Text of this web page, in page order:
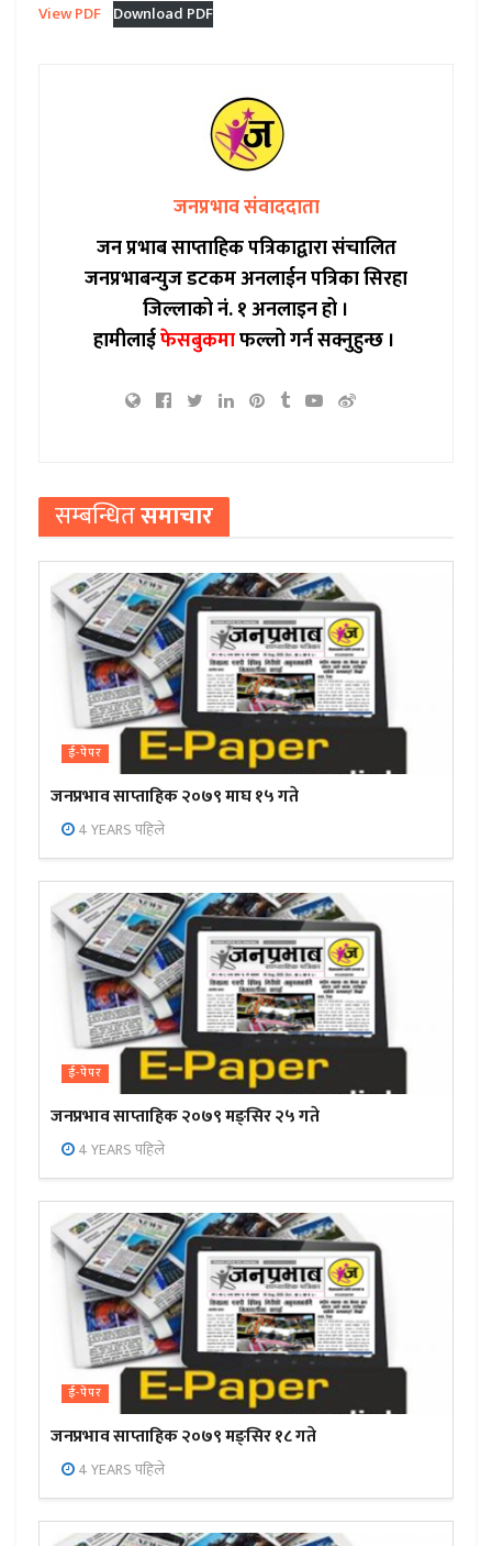
View PDF Download PDF
जनप्रभाव संवाददाता
जन प्रभाब साप्ताहिक पत्रिकाद्वारा संचालित
जनप्रभाबन्युज डटकम अनलाईन पत्रिका सिरहा
जिल्लाको नं. १ अनलाइन हो ।
हामीलाईफेसबुकमाफल्लो गर्न सक्नुहुन्छ ।
सम्बन्धितसमाचार
ई-पेपर
जनप्रभाव साप्ताहिक २०७९ माघ १५ गते
4 YEARS पहिले
ई-पेपर
जनप्रभाव साप्ताहिक २०७९ मङ्सिर २५ गते
4 YEARS पहिले
ई-पेपर
जनप्रभाव साप्ताहिक २०७९ मङ्सिर १८ गते
4 YEARS पहिले